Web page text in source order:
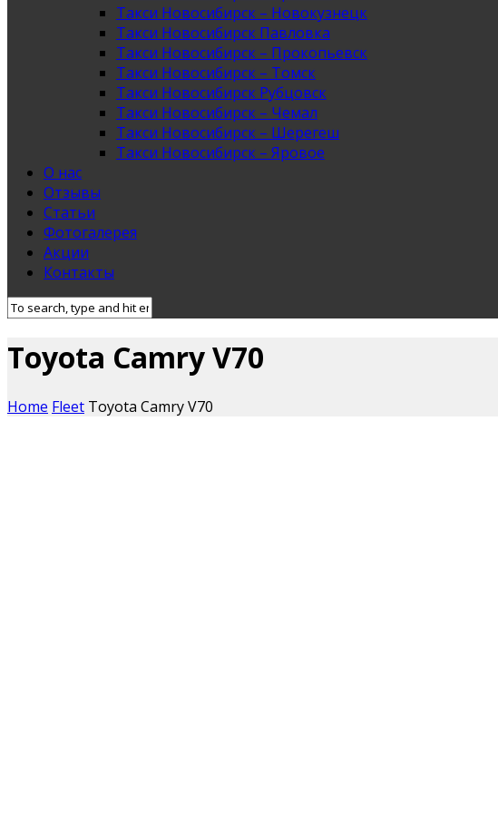
Такси Новосибирск – Новокузнецк
Такси Новосибирск Павловка
Такси Новосибирск – Прокопьевск
Такси Новосибирск – Томск
Такси Новосибирск Рубцовск
Такси Новосибирск – Чемал
Такси Новосибирск – Шерегеш
Такси Новосибирск – Яровое
О нас
Отзывы
Статьи
Фотогалерея
Акции
Контакты
Toyota Camry V70
Home Fleet Toyota Camry V70